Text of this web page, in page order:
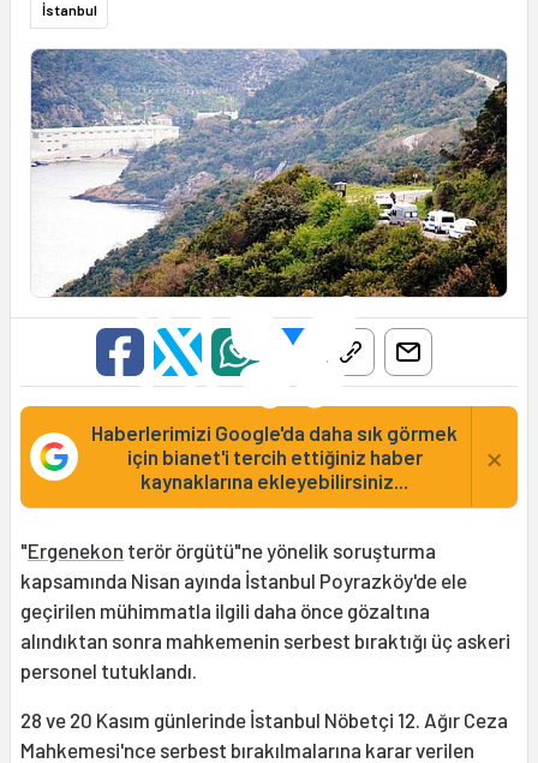
İstanbul
Haberlerimizi Google'da daha sık görmek
için bianet'i tercih ettiğiniz haber
kaynaklarına ekleyebilirsiniz...
×
"Ergenekon terör örgütü"ne yönelik soruşturma
kapsamında Nisan ayında İstanbul Poyrazköy'de ele
geçirilen mühimmatla ilgili daha önce gözaltına
alındıktan sonra mahkemenin serbest bıraktığı üç askeri
personel tutuklandı.
28 ve 20 Kasım günlerinde İstanbul Nöbetçi 12. Ağır Ceza
Mahkemesi'nce serbest bırakılmalarına karar verilen